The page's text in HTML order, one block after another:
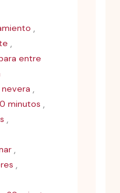
,
,
entre
,
minutos ,
,
,
,